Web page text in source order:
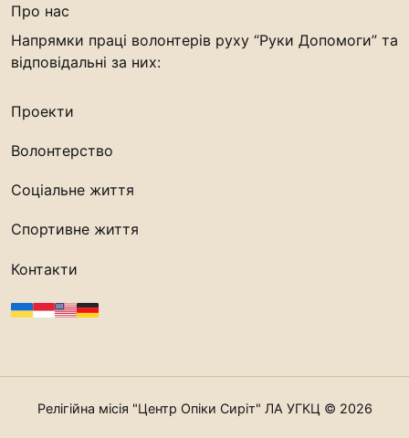
Про нас
Напрямки праці волонтерів руху “Руки Допомоги” та
відповідальні за них:
Проекти
Волонтерство
Соціальне життя
Спортивне життя
Контакти
Релігійна місія "Центр Опіки Сиріт" ЛА УГКЦ © 2026